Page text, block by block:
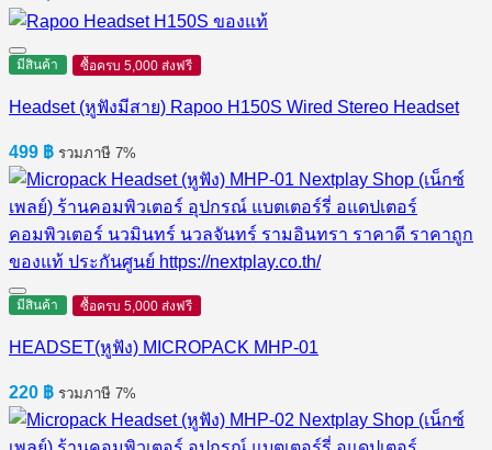
มีสินค้า ซื้อครบ 5,000 ส่งฟรี
Headset (หูฟังมีสาย) Rapoo H150S Wired Stereo Headset
499 ฿ รวมภาษี 7%
มีสินค้า ซื้อครบ 5,000 ส่งฟรี
HEADSET(หูฟัง) MICROPACK MHP-01
220 ฿ รวมภาษี 7%